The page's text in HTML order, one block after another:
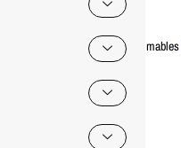
Home /Consommables